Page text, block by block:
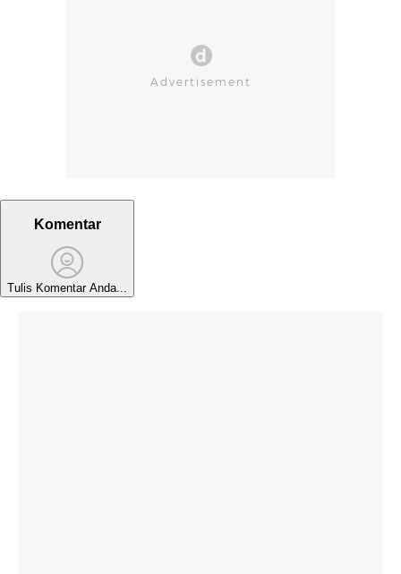
Komentar
Tulis Komentar Anda...